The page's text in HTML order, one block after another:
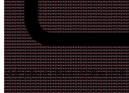
24 de julho de 2026 às 22:00 às 02:00